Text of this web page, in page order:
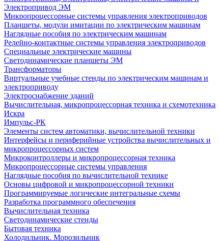
Электропривод ЭМ
Микропроцессорные системы управления электроприводов
Планшеты, модули имитации по электрическим машинам
Наглядные пособия по электрическим машинам
Релейно-контактные системы управления электроприводов
Специальные электрические машины
Светодинамические планшеты ЭМ
Трансформаторы
Виртуальные учебные стенды по электрическим машинам и
электроприводу
Электроснабжение зданий
Вычислительная, микропроцессорная техника и схемотехника
Искра
Импульс-РК
Элементы систем автоматики, вычислительной техники
Интерфейсы и периферийные устройства вычислительных и
микропроцессорных систем
Микроконтроллеры и микропроцессорная техника
Микропроцессорные системы управления
Наглядные пособия по вычислительной технике
Основы цифровой и микропроцессорной техники
Программируемые логические интегральные схемы
Разработка программного обеспечения
Вычислительная техника
Светодинамические стенды
Бытовая техника
Холодильник. Морозильник